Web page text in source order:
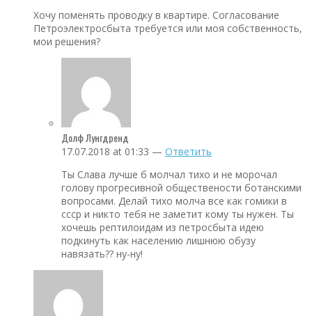
Хочу поменять проводку в квартире. Согласование
Петроэлектросбыта требуется или моя собственность,
мои решения?
Долф Лунгдренд
17.07.2018 at 01:33 — Ответить
Ты Слава лучше б молчал тихо и не морочал
голову прогресивной обществености ботанскими
вопросами. Делай тихо молча все как гомики в
ссср и никто тебя не заметит кому ты нужен. Ты
хочешь рептилоидам из петросбыта идею
подкинуть как населению лишнюю обузу
навязать?? ну-ну!